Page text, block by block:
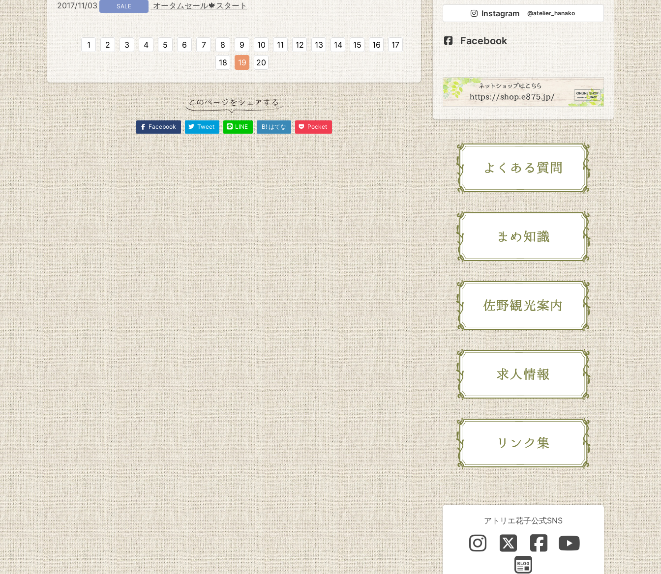
2017/11/03
SALE オータムセール🍁スタート
1 2 3 4 5 6 7 8 9 10 11 12 13 14 15 16
17
18
19 20
Facebook Tweet LINE B! はてな Pocket
Instagram @atelier_hanako
Facebook
アトリエ花子公式SNS